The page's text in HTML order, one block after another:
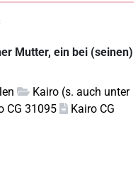
Mutter, ein bei (seinen)
Kairo (s. auch unter
CG 31095
Kairo CG